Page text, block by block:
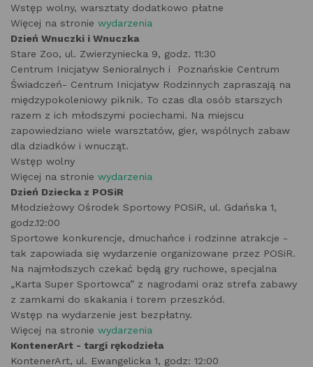
Wstęp wolny, warsztaty dodatkowo płatne
Więcej na stronie wydarzenia
Dzień Wnuczki i Wnuczka
Stare Zoo, ul. Zwierzyniecka 9, godz. 11:30
Centrum Inicjatyw Senioralnych i Poznańskie Centrum
Świadczeń- Centrum Inicjatyw Rodzinnych zapraszają na
międzypokoleniowy piknik. To czas dla osób starszych
razem z ich młodszymi pociechami. Na miejscu
zapowiedziano wiele warsztatów, gier, wspólnych zabaw
dla dziadków i wnucząt.
Wstęp wolny
Więcej na stronie wydarzenia
Dzień Dziecka z POSiR
Młodzieżowy Ośrodek Sportowy POSiR, ul. Gdańska 1,
godz.12:00
Sportowe konkurencje, dmuchańce i rodzinne atrakcje -
tak zapowiada się wydarzenie organizowane przez POSiR.
Na najmłodszych czekać będą gry ruchowe, specjalna
„Karta Super Sportowca” z nagrodami oraz strefa zabawy
z zamkami do skakania i torem przeszkód.
Wstęp na wydarzenie jest bezpłatny.
Więcej na stronie wydarzenia
KontenerArt - targi rękodzieła
KontenerArt, ul. Ewangelicka 1, godz: 12:00